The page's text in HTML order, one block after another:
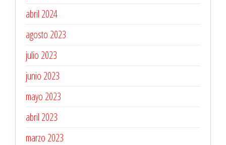
abril 2024
agosto 2023
julio 2023
junio 2023
mayo 2023
abril 2023
marzo 2023